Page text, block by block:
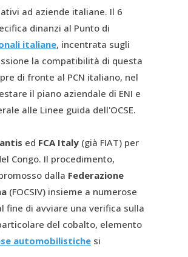
ad aziende italiane. Il 6
dinanzi al Punto di
italiane, incentrata sugli
la compatibilità di questa
di fronte al PCN italiano, nel
il piano aziendale di ENI e
alle Linee guida dell'OCSE.
ed FCA Italy (già FIAT) per
Congo. Il procedimento,
dalla Federazione
(FOCSIV) insieme a numerose
fine di avviare una verifica sulla
del cobalto, elemento
automobilistiche si